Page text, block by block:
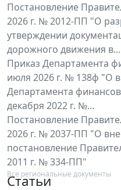
Постановление
2026 г. № 2012-ПП "О
утверждении
дорожного движения в...
Приказ Департамента
июля 2026 г. № 138ф "О
Департамента
декабря 2022 г. №...
Постановление
2026 г. № 2037-ПП "О
постановление
2011 г. № 334-ПП"
Все региональные документы
Статьи